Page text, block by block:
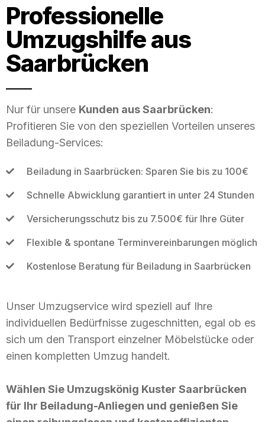
Professionelle
Umzugshilfe aus
Saarbrücken
Nur für unsere Kunden aus Saarbrücken:
Profitieren Sie von den speziellen Vorteilen unseres
Beiladung-Services:
Beiladung in Saarbrücken: Sparen Sie bis zu 100€
Schnelle Abwicklung garantiert in unter 24 Stunden
Versicherungsschutz bis zu 7.500€ für Ihre Güter
Flexible & spontane Terminvereinbarungen möglich
Kostenlose Beratung für Beiladung in Saarbrücken
Unser Umzugservice wird speziell auf Ihre
individuellen Bedürfnisse zugeschnitten, egal ob es
sich um den Transport einzelner Möbelstücke oder
einen kompletten Umzug handelt.
Wählen Sie Umzugskönig Kuster Saarbrücken
für Ihr Beiladung-Anliegen und genießen Sie